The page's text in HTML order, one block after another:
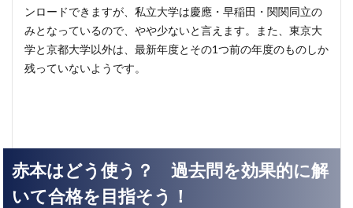
ンロードできますが、私立大学は慶應・早稲田・関関同立の
みとなっているので、やや少ないと言えます。また、東京大
学と京都大学以外は、最新年度とその1つ前の年度のものしか
残っていないようです。
赤本はどう使う？ 過去問を効果的に解
いて合格を目指そう！